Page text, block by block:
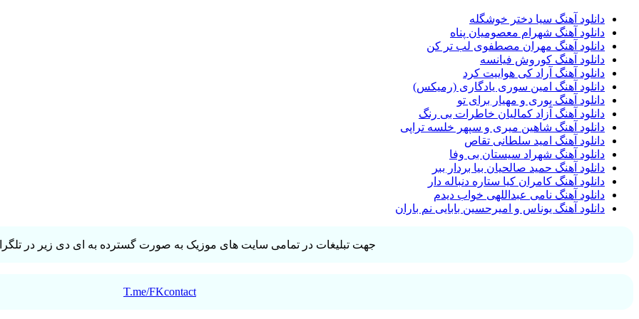
دانلود آهنگ سیا دختر خوشگله
دانلود آهنگ شهرام معصومیان پناه
دانلود آهنگ مهران مصطفوی لب تر کن
دانلود آهنگ کوروش فیانسه
دانلود آهنگ آراد کی هواییت کرد
دانلود آهنگ امین سوری یادگاری (رمیکس)
دانلود آهنگ پوری و مهیار برای تو
دانلود آهنگ آزاد کمالیان خاطرات بی رنگ
دانلود آهنگ شاهین میری و سپهر خلسه تراپی
دانلود آهنگ امید سلطانی تقاص
دانلود آهنگ شهراد سیستان بی وفا
دانلود آهنگ حمید صالحیان بیا بردار ببر
دانلود آهنگ کامران کیا ستاره دنباله دار
دانلود آهنگ نامی عبداللهی خواب دیدم
دانلود آهنگ یوناس و امیرحسین بابایی نم باران
جهت تبلیغات در تمامی سایت های موزیک به صورت گسترده به ای دی زیر در
T.me/FKcontact